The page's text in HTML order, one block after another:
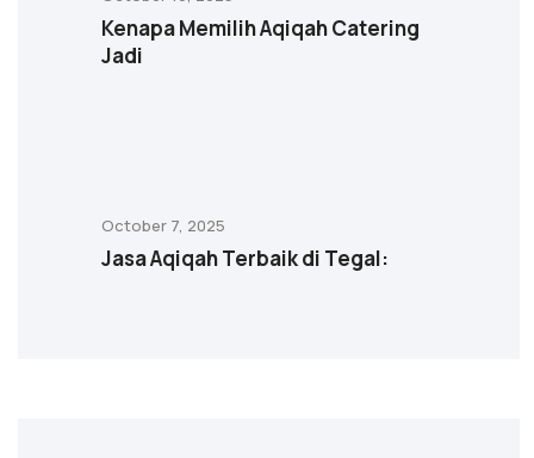
Kenapa Memilih Aqiqah Catering
Jadi
October 7, 2025
Jasa Aqiqah Terbaik di Tegal: